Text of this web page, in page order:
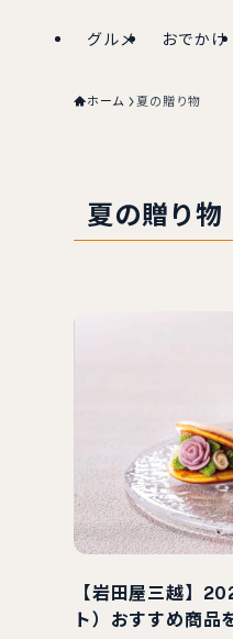
グルメ おでかけ
ホーム 夏の贈り物
夏の贈り物
【岩田屋三越】
ト）おすすめ商品